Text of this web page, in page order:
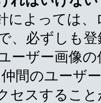
によっては
、必ずしも
ーザー画像
仲間のユーザ
セスするこ